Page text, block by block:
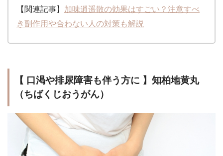
【関連記事】 加味逍遥散の効果はすごい？注意すべ
き副作用や合わない人の対策も解説
【 口渇や排尿障害も伴う方に 】知柏地黄丸
（ちばくじおうがん）